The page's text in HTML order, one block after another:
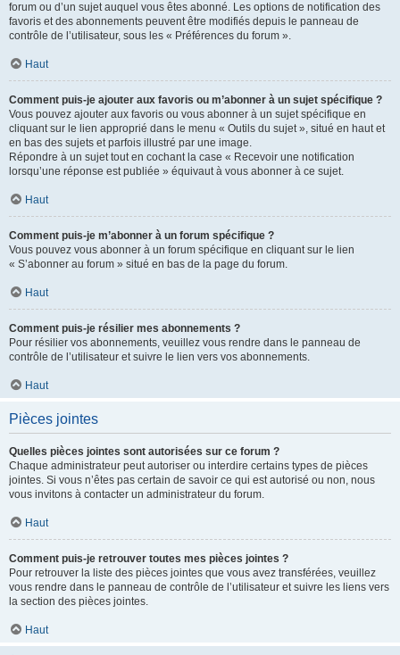
forum ou d’un sujet auquel vous êtes abonné. Les options de notification des
favoris et des abonnements peuvent être modifiés depuis le panneau de
contrôle de l’utilisateur, sous les « Préférences du forum ».
Haut
Comment puis-je ajouter aux favoris ou m’abonner à un sujet spécifique ?
Vous pouvez ajouter aux favoris ou vous abonner à un sujet spécifique en
cliquant sur le lien approprié dans le menu « Outils du sujet », situé en haut et
en bas des sujets et parfois illustré par une image.
Répondre à un sujet tout en cochant la case « Recevoir une notification
lorsqu’une réponse est publiée » équivaut à vous abonner à ce sujet.
Haut
Comment puis-je m’abonner à un forum spécifique ?
Vous pouvez vous abonner à un forum spécifique en cliquant sur le lien
« S’abonner au forum » situé en bas de la page du forum.
Haut
Comment puis-je résilier mes abonnements ?
Pour résilier vos abonnements, veuillez vous rendre dans le panneau de
contrôle de l’utilisateur et suivre le lien vers vos abonnements.
Haut
Pièces jointes
Quelles pièces jointes sont autorisées sur ce forum ?
Chaque administrateur peut autoriser ou interdire certains types de pièces
jointes. Si vous n’êtes pas certain de savoir ce qui est autorisé ou non, nous
vous invitons à contacter un administrateur du forum.
Haut
Comment puis-je retrouver toutes mes pièces jointes ?
Pour retrouver la liste des pièces jointes que vous avez transférées, veuillez
vous rendre dans le panneau de contrôle de l’utilisateur et suivre les liens vers
la section des pièces jointes.
Haut